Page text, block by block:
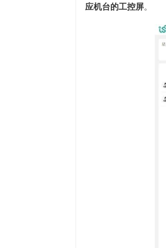
应机台的工控屏。